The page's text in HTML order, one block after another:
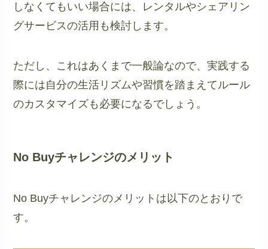
しなくてもいい場合には、レンタルやシェアリン
グサービスの活用も検討します。
ただし、これはあくまで一般論なので、実践する
際には自分の生活リズムや習慣を踏まえてルール
のカスタマイズも必要になるでしょう。
No Buyチャレンジのメリット
No Buyチャレンジのメリットは以下のとおりで
す。